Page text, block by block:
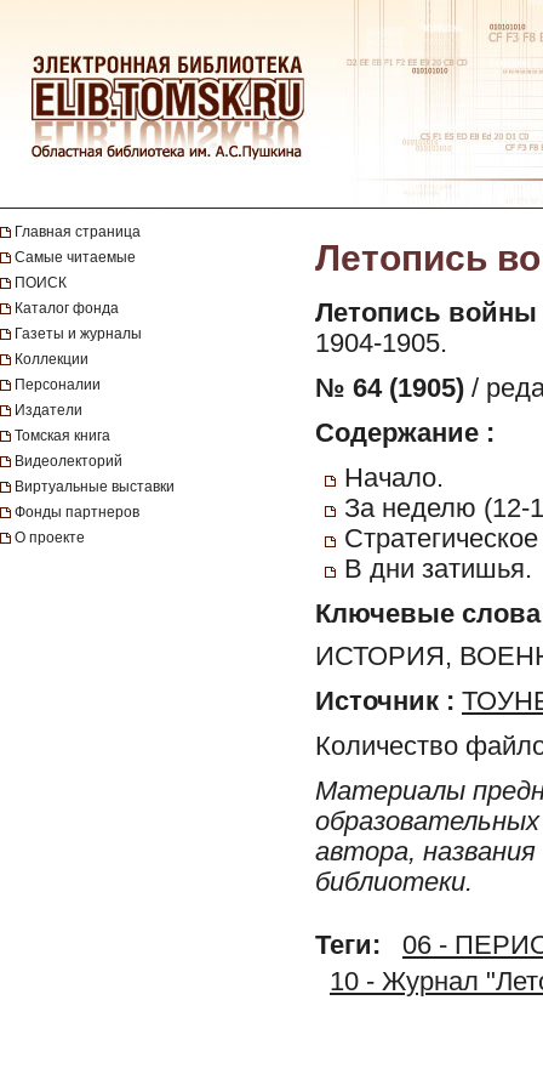
Главная страница
Самые читаемые
ПОИСК
Каталог фонда
Газеты и журналы
Коллекции
Персоналии
Издатели
Томская книга
Видеолекторий
Виртуальные выставки
Фонды партнеров
О проекте
Летопись
Летопись войны
1904-1905.
№ 64 (1905) /
Содержание :
Начало.
За неделю (12-
В дни затишья.
Ключевые слова
ИСТОРИЯ,
Источник :
Количество
Материалы
автора,
библиотеки.
Теги:
06 -
10 - Журнал